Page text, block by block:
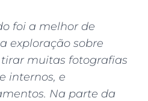
foi a melhor de
exploração sobre
tirar muitas fotografias
internos, e
Na parte da